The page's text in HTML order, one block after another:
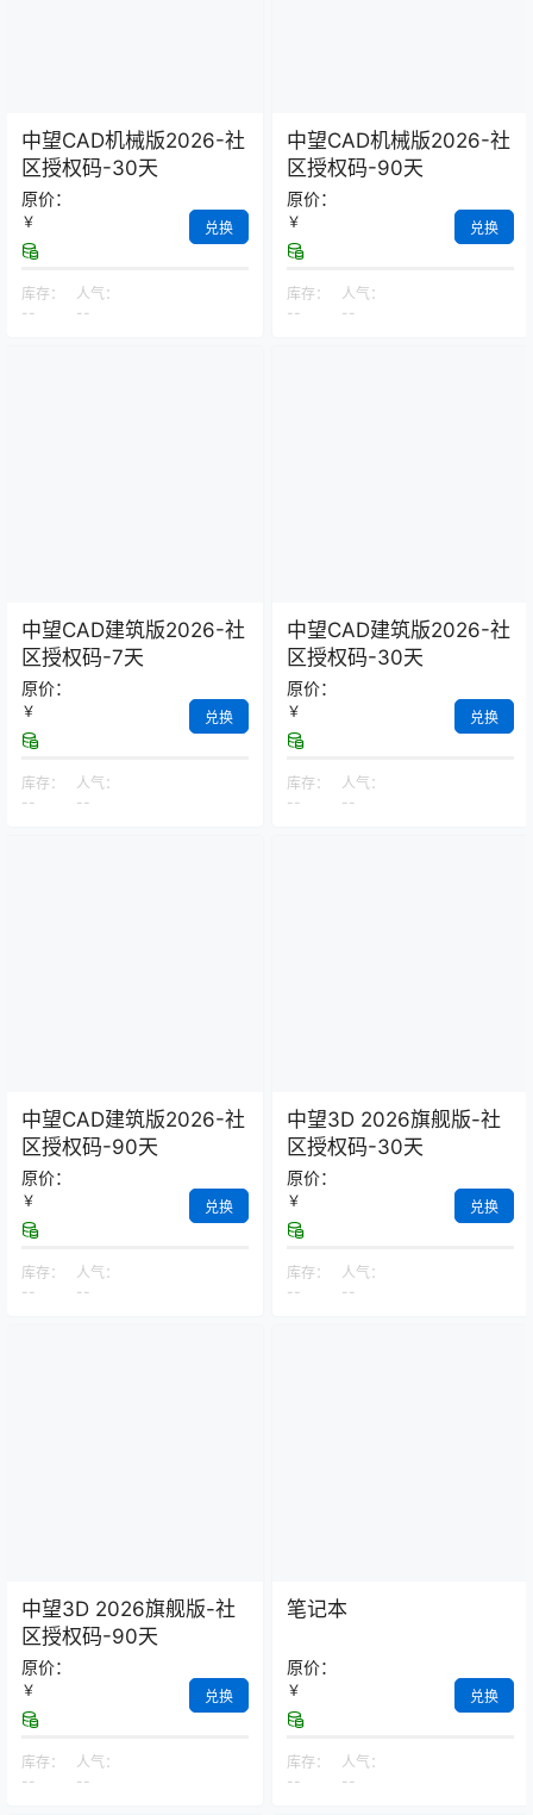
中望CAD机械版2026-社
区授权码-30天
原价：
￥ 兑换
库存：
--
人气：
--
中望CAD机械版2026-社
区授权码-90天
原价：
￥ 兑换
库存：
--
人气：
--
中望CAD建筑版2026-社
区授权码-7天
原价：
￥ 兑换
库存：
--
人气：
--
中望CAD建筑版2026-社
区授权码-30天
原价：
￥ 兑换
库存：
--
人气：
--
中望CAD建筑版2026-社
区授权码-90天
原价：
￥ 兑换
库存：
--
人气：
--
中望3D 2026旗舰版-社
区授权码-30天
原价：
￥ 兑换
库存：
--
人气：
--
中望3D 2026旗舰版-社
区授权码-90天
原价：
￥ 兑换
库存：
--
人气：
--
笔记本
原价：
￥ 兑换
库存：
--
人气：
--